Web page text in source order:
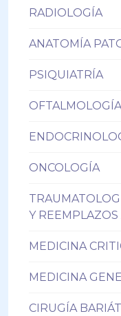
RADIOLOGÍA
ANATOMÍA
PSIQUIATRÍA
OFTALMOLOGÍA
ONCOLOGÍA
Y
MEDICINA
MEDICINA
CIRUGÍA